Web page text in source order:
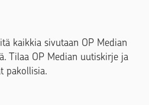
kaikkia sivutaan OP Median
Tilaa OP Median uutiskirje ja
pakollisia.